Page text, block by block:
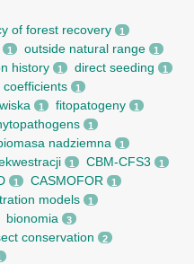
of forest recovery 1
1 outside natural range 1
history 1 direct seeding 1
1
1 fitopatogeny 1
1
nadziemna 1
1 CBM-CFS3 1
1 CASMOFOR 1
models 1
bionomia 3
conservation 2